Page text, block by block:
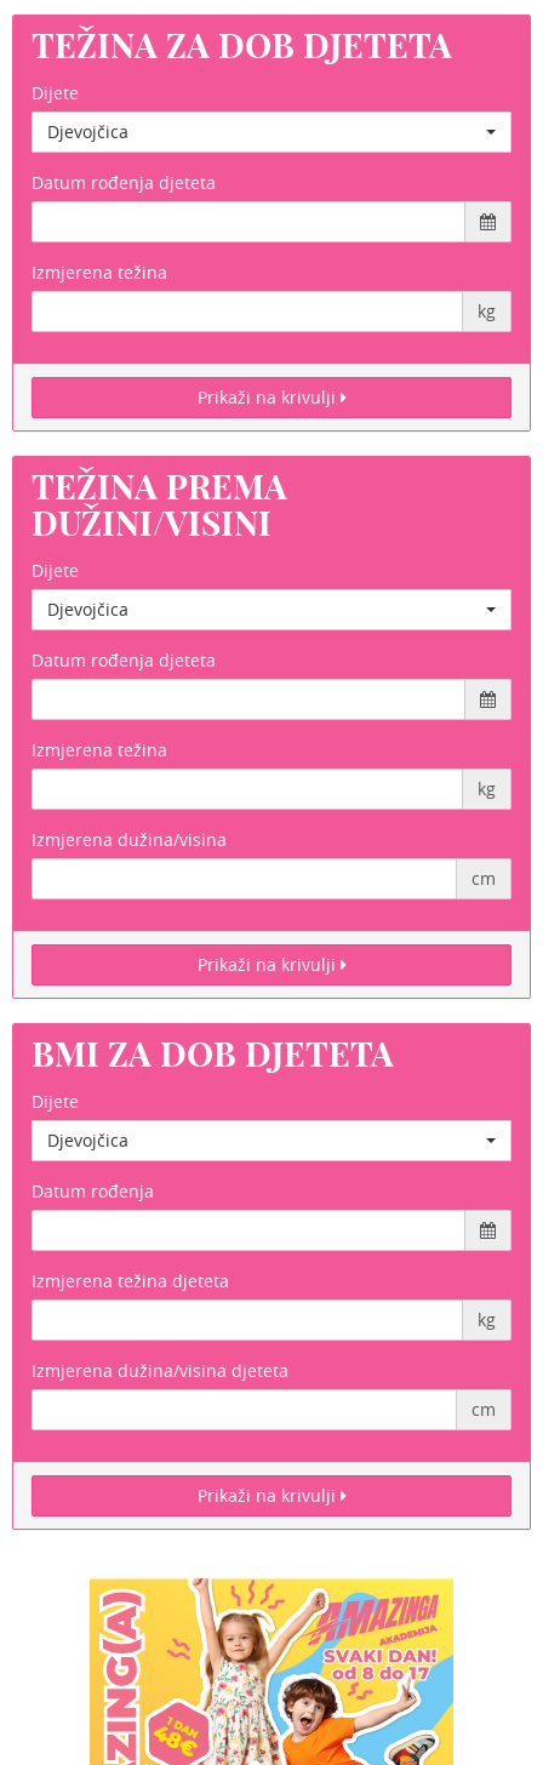
TEŽINA ZA DOB DJETETA
Dijete
Djevojčica
Datum rođenja djeteta
Izmjerena težina
kg
Prikaži na krivulji
TEŽINA PREMA
DUŽINI/VISINI
Dijete
Djevojčica
Datum rođenja djeteta
Izmjerena težina
kg
Izmjerena dužina/visina
cm
Prikaži na krivulji
BMI ZA DOB DJETETA
Dijete
Djevojčica
Datum rođenja
Izmjerena težina djeteta
kg
Izmjerena dužina/visina djeteta
cm
Prikaži na krivulji